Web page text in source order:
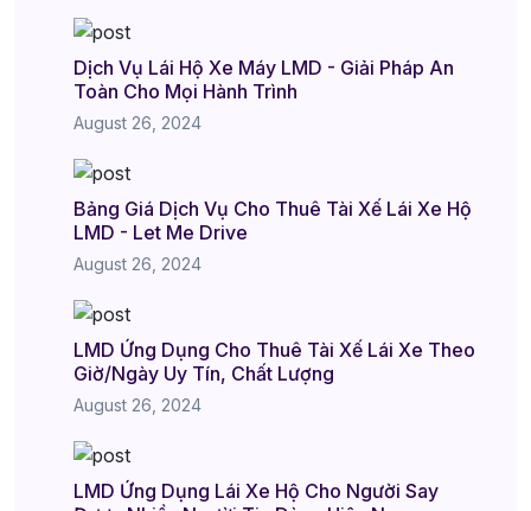
Dịch Vụ Lái Hộ Xe Máy LMD - Giải Pháp An
Toàn Cho Mọi Hành Trình
August 26, 2024
Bảng Giá Dịch Vụ Cho Thuê Tài Xế Lái Xe Hộ
LMD - Let Me Drive
August 26, 2024
LMD Ứng Dụng Cho Thuê Tài Xế Lái Xe Theo
Giờ/Ngày Uy Tín, Chất Lượng
August 26, 2024
LMD Ứng Dụng Lái Xe Hộ Cho Người Say